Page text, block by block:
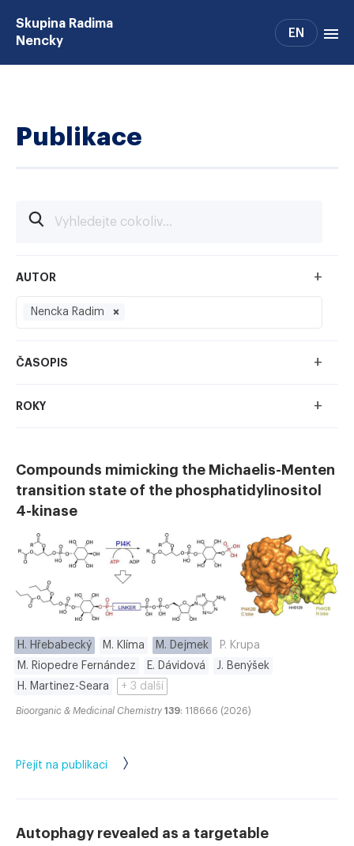
Skupina Radima
Nencky
Spolupráce
EN
Publikace
AUTOR +
Nencka Radim
ČASOPIS +
ROKY +
Compounds mimicking the Michaelis-Menten
transition state of the phosphatidylinositol
4-kinase
H. Hřebabecký M. Klíma M. Dejmek
P. Krupa
M. Riopedre Fernández
E. Dávidová
J. Benýšek
H. Martinez-Seara
+ 3 další
Bioorganic & Medicinal Chemistry 139: 118666 (2026)
Přejít na publikaci
Autophagy revealed as a targetable